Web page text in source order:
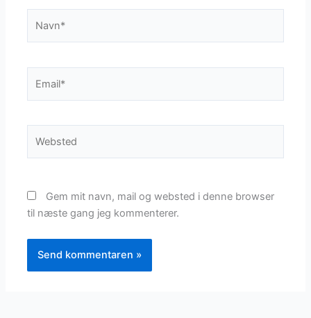
Gem mit navn, mail og websted i denne browser
til næste gang jeg kommenterer.